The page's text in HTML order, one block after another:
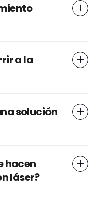
a la
solución
hacen
láser?